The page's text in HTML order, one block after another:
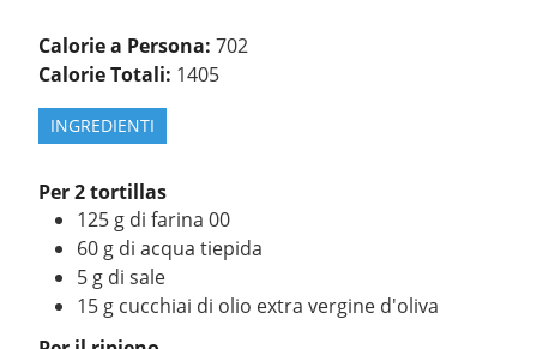
Calorie a Persona:702
Calorie Totali: 1405
INGREDIENTI
Per 2 tortillas
125 g di farina 00
60 g di acqua tiepida
5 g di sale
15 g cucchiai di olio extra vergine d'oliva